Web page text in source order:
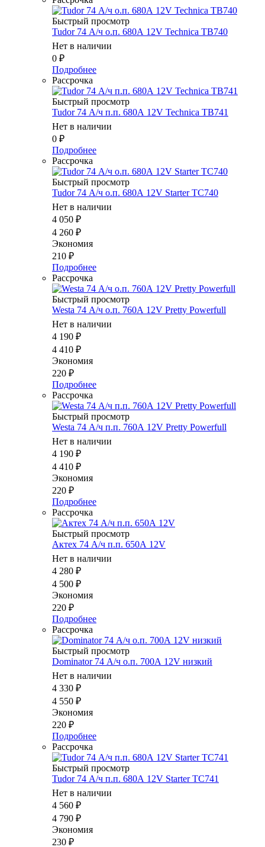
Быстрый просмотр
Tudor 74 А/ч о.п. 680А 12V Technica TB740
Нет в наличии
0 ₽
Подробнее
Рассрочка
Быстрый просмотр
Tudor 74 А/ч п.п. 680А 12V Technica TB741
Нет в наличии
0 ₽
Подробнее
Рассрочка
Быстрый просмотр
Tudor 74 А/ч о.п. 680А 12V Starter TC740
Нет в наличии
4 050 ₽
4 260 ₽
Экономия
210 ₽
Подробнее
Рассрочка
Быстрый просмотр
Westa 74 А/ч о.п. 760А 12V Pretty Powerfull
Нет в наличии
4 190 ₽
4 410 ₽
Экономия
220 ₽
Подробнее
Рассрочка
Быстрый просмотр
Westa 74 А/ч п.п. 760А 12V Pretty Powerfull
Нет в наличии
4 190 ₽
4 410 ₽
Экономия
220 ₽
Подробнее
Рассрочка
Быстрый просмотр
Актех 74 А/ч п.п. 650А 12V
Нет в наличии
4 280 ₽
4 500 ₽
Экономия
220 ₽
Подробнее
Рассрочка
Быстрый просмотр
Dominator 74 А/ч о.п. 700А 12V низкий
Нет в наличии
4 330 ₽
4 550 ₽
Экономия
220 ₽
Подробнее
Рассрочка
Быстрый просмотр
Tudor 74 А/ч п.п. 680А 12V Starter TC741
Нет в наличии
4 560 ₽
4 790 ₽
Экономия
230 ₽